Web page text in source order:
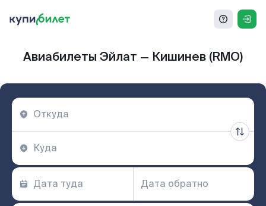
Авиабилеты Эйлат — Кишинев (RMO)